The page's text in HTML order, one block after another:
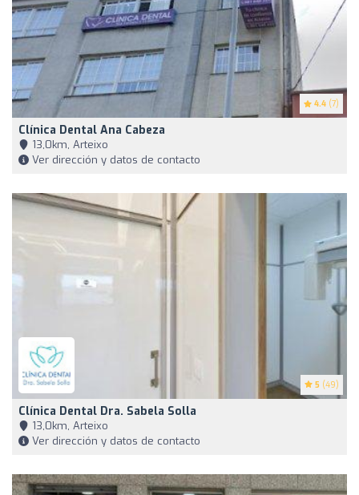
4.4 (7)
Clínica Dental Ana Cabeza
13,0km, Arteixo
Ver dirección y datos de contacto
5 (49)
Clínica Dental Dra. Sabela Solla
13,0km, Arteixo
Ver dirección y datos de contacto